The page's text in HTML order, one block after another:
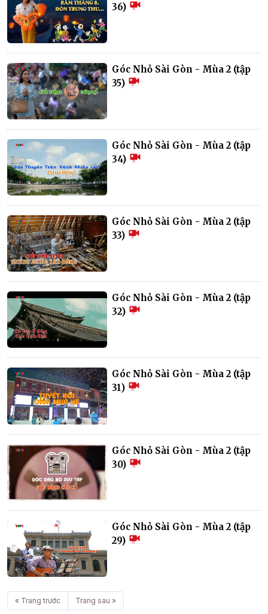
36)
Góc Nhỏ Sài Gòn - Mùa 2 (tập
35)
Góc Nhỏ Sài Gòn - Mùa 2 (tập
34)
Góc Nhỏ Sài Gòn - Mùa 2 (tập
33)
Góc Nhỏ Sài Gòn - Mùa 2 (tập
32)
Góc Nhỏ Sài Gòn - Mùa 2 (tập
31)
Góc Nhỏ Sài Gòn - Mùa 2 (tập
30)
Góc Nhỏ Sài Gòn - Mùa 2 (tập
29)
« Trang trước Trang sau »